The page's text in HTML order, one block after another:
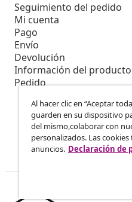
Seguimiento del pedido
Mi cuenta
Pago
Envío
Devolución
Información del producto
Pedido
Al hacer clic en “Aceptar
guarden en su dispositivo
del mismo,colaborar con
personalizados. Las
anuncios. Declaración de